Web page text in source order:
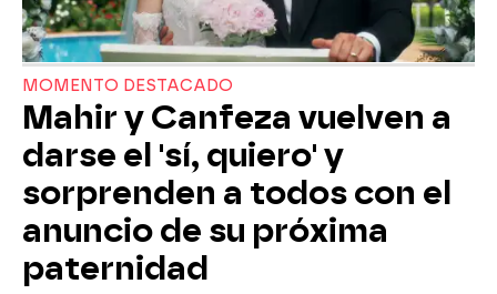
MOMENTO DESTACADO
Mahir y Canfeza vuelven a
darse el 'sí, quiero' y
sorprenden a todos con el
anuncio de su próxima
paternidad